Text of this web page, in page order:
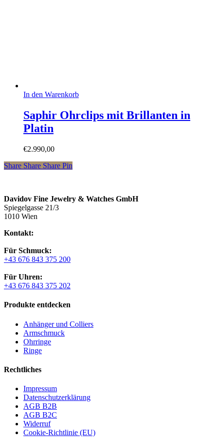
In den Warenkorb
Saphir Ohrclips mit Brillanten in
Platin
€2.990,00
Share Share Share Pin
Davidov Fine Jewelry & Watches GmbH
Spiegelgasse 21/3
1010 Wien
Kontakt:
Für Schmuck:
+43 676 843 375 200
Für Uhren:
+43 676 843 375 202
Produkte entdecken
Anhänger und Colliers
Armschmuck
Ohrringe
Ringe
Rechtliches
Impressum
Datenschutzerklärung
AGB B2B
AGB B2C
Widerruf
Cookie-Richtlinie (EU)